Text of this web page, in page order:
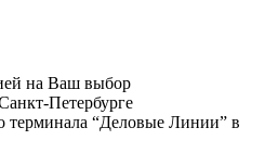
на Ваш выбор
Петербурге
терминала “Деловые Линии” в